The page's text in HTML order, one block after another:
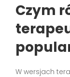
Czym
W wersjach